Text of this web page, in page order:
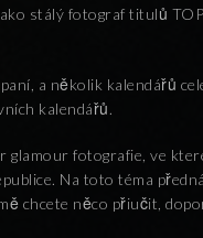
stálý fotograf titulů TOP
a několik kalendářů
kalendářů.
glamour fotografie, ve
Na toto téma
chcete něco přiučit,